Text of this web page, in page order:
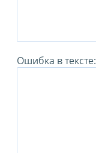
Ошибка в тексте: